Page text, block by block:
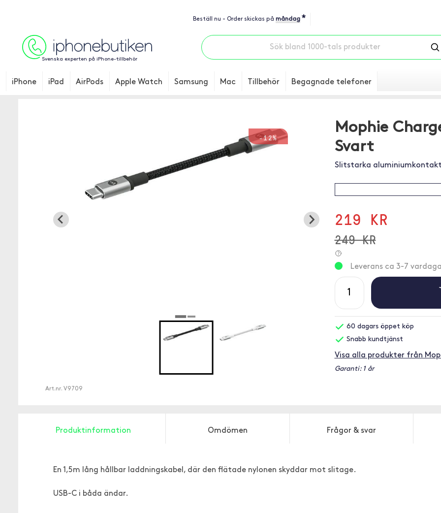
Beställ nu - Order skickas på måndag *
Svenska experten på iPhone-tillbehör
iPhone iPad AirPods Apple Watch Samsung Mac Tillbehör Begagnade telefoner
-12%
Art.nr. V9709
Mophie
Svart
Slitstarka
219 KR
249 KR
Leverans ca 3-7
60 dagars öppet köp
Snabb kundtjänst
Visa alla produkter från
Garanti: 1 år
Produktinformation Omdömen Frågor & svar
En 1,5m lång hållbar laddningskabel, där den flätade nylonen skyddar mot slitage.
USB-C i båda ändar.